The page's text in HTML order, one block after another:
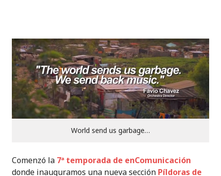
World send us garbage…
Comenzó la 7ª temporada de enComunicación
donde inauguramos una nueva sección Píldoras de